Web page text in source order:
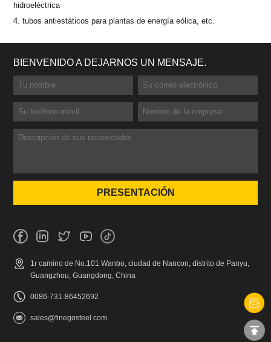
hidroeléctrica
4. tubos antiestáticos para plantas de energía eólica, etc.
BIENVENIDO A DEJARNOS UN MENSAJE.
1r camino de No.101 Wanbo, ciudad de Nancon, distrito de Panyu,
Guangzhou, Guangdong, China
0086-731-86452692
sales@finegosteel.com